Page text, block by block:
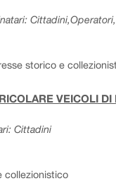
storico e
VEICOLI
Cittadini
collezionistico